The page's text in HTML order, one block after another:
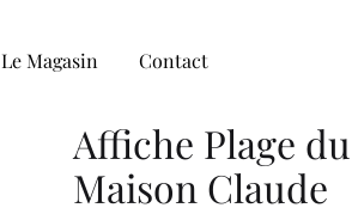
Le Magasin Contact
Affiche Plage
Maison Claude